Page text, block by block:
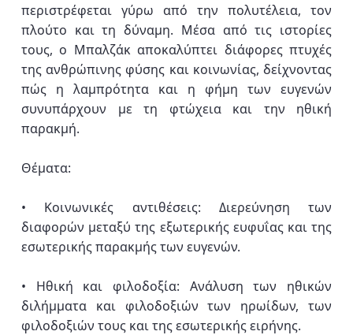
περιστρέφεται γύρω από την πολυτέλεια, τον
πλούτο και τη δύναμη. Μέσα από τις ιστορίες
τους, ο Μπαλζάκ αποκαλύπτει διάφορες πτυχές
της ανθρώπινης φύσης και κοινωνίας, δείχνοντας
πώς η λαμπρότητα και η φήμη των ευγενών
συνυπάρχουν με τη φτώχεια και την ηθική
παρακμή.
Θέματα:
• Κοινωνικές αντιθέσεις: Διερεύνηση των
διαφορών μεταξύ της εξωτερικής ευφυΐας και της
εσωτερικής παρακμής των ευγενών.
• Ηθική και φιλοδοξία: Ανάλυση των ηθικών
διλήμματα και φιλοδοξιών των ηρωίδων, των
φιλοδοξιών τους και της εσωτερικής ειρήνης.